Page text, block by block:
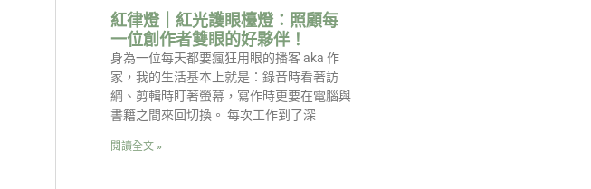
紅律燈｜紅光護眼檯燈：照顧每
一位創作者雙眼的好夥伴！
身為一位每天都要瘋狂用眼的播客 aka 作
家，我的生活基本上就是：錄音時看著訪
綱、剪輯時盯著螢幕，寫作時更要在電腦與
書籍之間來回切換。 每次工作到了深
閱讀全文 »